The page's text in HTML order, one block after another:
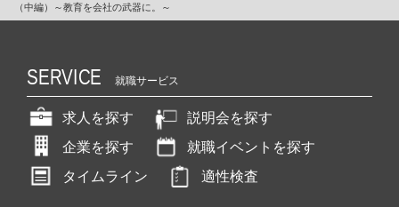
（中編）～教育を会社の武器に。～
SERVICE 就職サービス
求人を探す
説明会を探す
企業を探す
就職イベントを探す
タイムライン
適性検査